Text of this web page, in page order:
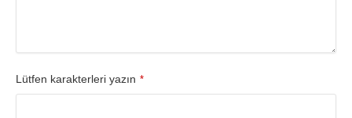
Lütfen karakterleri yazın *